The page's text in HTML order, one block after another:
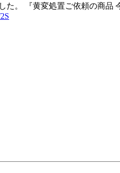
た。 『黄変処置ご依頼の商